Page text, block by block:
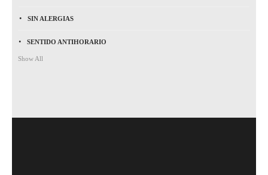
SIN ALERGIAS
SENTIDO ANTIHORARIO
Show All